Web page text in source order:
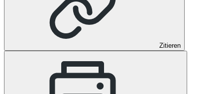
Zitieren